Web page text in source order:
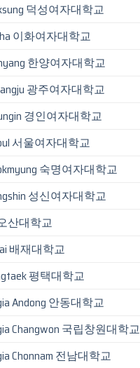
덕성여자대학교
이화여자대학교
한양여자대학교
광주여자대학교
경인여자대학교
서울여자대학교
숙명여자대학교
성신여자대학교
산대학교
배재대학교
평택대학교
Andong 안동대학교
Changwon 국립창원대학교
Chonnam 전남대학교